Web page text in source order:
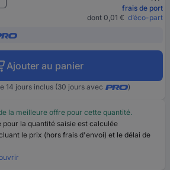
frais de port
dont 0,01 € d’éco-part
Ajouter au panier
14 jours inclus (30 jours avec )
la meilleure offre pour cette quantité.
pour la quantité saisie est calculée
le prix (hors frais d'envoi) et le délai de